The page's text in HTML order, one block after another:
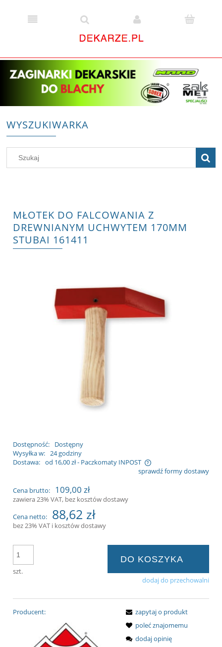
WYSZUKIWARKA
MŁOTEK DO FALCOWANIA Z
DREWNIANYM UCHWYTEM 170MM
STUBAI 161411
Dostępność:
Dostępny
Wysyłka w: 24 godziny
Dostawa: od 16,00 zł- Paczkomaty INPOST
płatności
sprawdź formy dostawy
Cena brutto: 109,00 zł
zawiera 23% VAT, bez kosztów dostawy
Cena netto:
88,62 zł
bez 23% VAT i kosztów dostawy
szt.
DO KOSZYKA
dodaj do przechowalni
Producent:
zapytaj o produkt
poleć znajomemu
dodaj opinię